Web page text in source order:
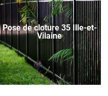
Pose de cloture 35 Ille-et-
Vilaine